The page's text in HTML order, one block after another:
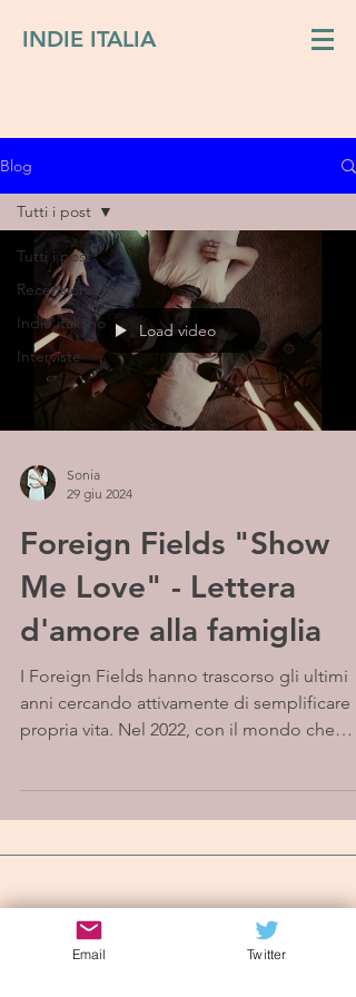
INDIE ITALIA
Blog
Tutti i post
Recensioni
Indie italiano
Interviste
Tutti i post
Load video
Sonia
29 giu 2024
Foreign Fields "Show
Me Love" - Lettera
d'amore alla famiglia
I Foreign Fields hanno trascorso gli ultimi
anni cercando attivamente di semplificare
propria vita. Nel 2022, con il mondo che
Iscriviti alla mailing list
Email Twitter